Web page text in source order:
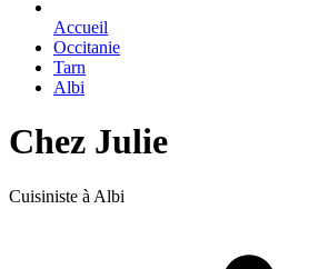
Accueil
Occitanie
Tarn
Albi
Chez Julie
Cuisiniste à Albi